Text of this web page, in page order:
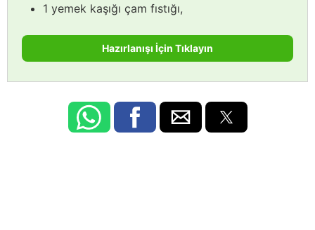
1 yemek kaşığı çam fıstığı,
Hazırlanışı İçin Tıklayın